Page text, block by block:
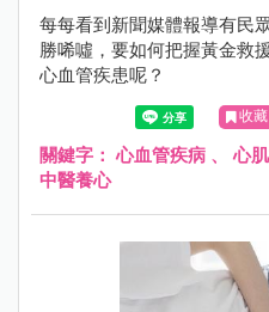
每每看到新聞媒體報導有民
勝唏噓，要如何把握黃金救
心血管疾患呢？
收藏
關鍵字：心血管疾病 、心
中醫養心